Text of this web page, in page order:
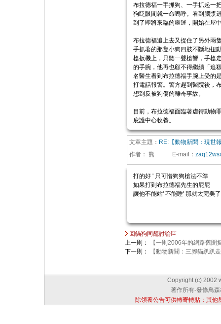
布拉德福一手抓狗、一手抓起一
狗眨眼間就一命嗚呼。看到腦漿
到了即將來臨的噩運，開始在屋
布拉德福追上去又捉住了另外兩
手抓著的那隻小狗四肢不斷地扭
槍扳機上，只聽一聲槍響，手槍
的手腕，他再也顧不得繼續「追
名醫生看到布拉德福手腕上受的
打電話報警。警方趕到醫院後，
想到反被狗傷的離奇事故。
目前，布拉德福面臨著虐待動物
庇護中心收養。
文章主題： RE:【動物新聞：現世
作者： 熊 E-mail ：
打的好 ' 只可惜狗狗槍法不準
如果打到布拉德福先生的屁屁
讓他不能站' 不能睡' 那就太完美了
回貓狗同籠討論區
上一則：
【一則2006年的網路舊聞
下一則：
【動物新聞：三腳貓趴趴
Copyright (c) 2002
著作所有-發條鳥
除領養公告可供轉寄轉貼；其